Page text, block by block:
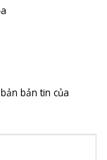
bản tin của